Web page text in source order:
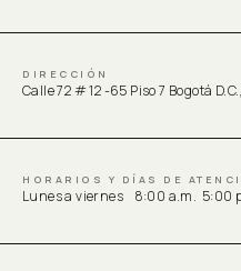
DIRECCIÓN
Calle 72 # 12 -65 Piso 7 Bogotá
HORARIOS Y DÍAS DE
Lunes a viernes 8:00 a.m. 5:00